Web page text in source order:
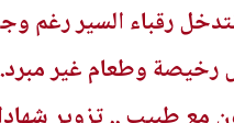
رقباء السير رغم
وطعام غير